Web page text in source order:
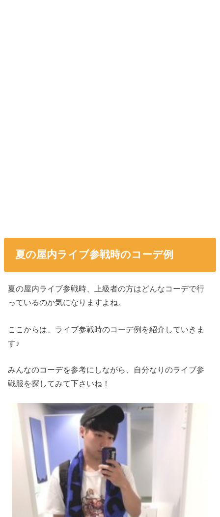
夏の屋内ライブ参戦時のコーデ例
夏の屋内ライブ参戦時、上級者の方はどんなコーデで行
っているのか気になりますよね。
ここからは、ライブ参戦時のコーデ例を紹介していきま
す♪
みんなのコーデを参考にしながら、自分なりのライブ参
戦服を探してみて下さいね！